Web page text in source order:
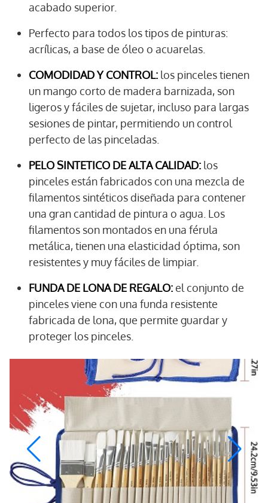
acabado superior.
Perfecto para todos los tipos de pinturas:
acrílicas, a base de óleo o acuarelas.
COMODIDAD Y CONTROL: los pinceles tienen
un mango corto de madera barnizada, son
ligeros y fáciles de sujetar, incluso para largas
sesiones de pintar, permitiendo un control
perfecto de las pinceladas.
PELO SINTETICO DE ALTA CALIDAD: los
pinceles están fabricados con una mezcla de
filamentos sintéticos diseñada para contener
una gran cantidad de pintura o agua. Los
filamentos son montados en una férula
metálica, tienen una elasticidad óptima, son
resistentes y muy fáciles de limpiar.
FUNDA DE LONA DE REGALO:el conjunto de
pinceles viene con una funda resistente
fabricada de lona, que permite guardar y
proteger los pinceles.